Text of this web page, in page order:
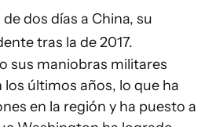
dos días a China, su
tras la de 2017.
sus maniobras militares
los últimos años, lo que ha
en la región y ha puesto a